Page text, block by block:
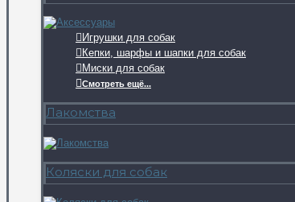
Игрушки для собак
Кепки, шарфы и шапки для собак
Миски для собак
Смотреть ещё...
Лакомства
Коляски для собак